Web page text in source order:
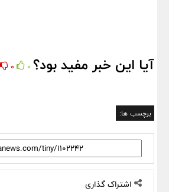
آیا این خبر مفید بود؟ 0
0
برچسب ها:
اشتراک گذاری